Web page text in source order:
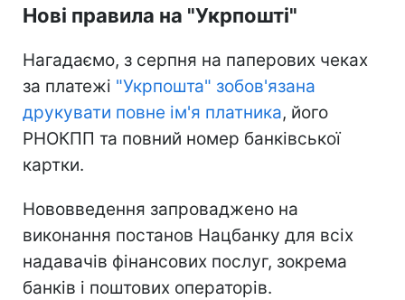
Нові правила на "Укрпошті"
Нагадаємо, з серпня на паперових чеках
за платежі "Укрпошта" зобов'язана
друкувати повне ім'я платника, його
РНОКПП та повний номер банківської
картки.
Нововведення запроваджено на
виконання постанов Нацбанку для всіх
надавачів фінансових послуг, зокрема
банків і поштових операторів.